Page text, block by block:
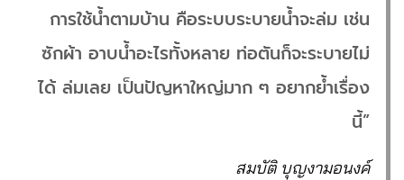
การใช้น้ำตามบ้าน คือระบบระบายน้ำจะล่ม เช่น
ซักผ้า อาบน้ำอะไรทั้งหลาย ท่อตันก็จะระบายไม่
ได้ ล่มเลย เป็นปัญหาใหญ่มาก ๆ อยากย้ำเรื่อง
นี้”
สมบัติ บุญงามอนงค์